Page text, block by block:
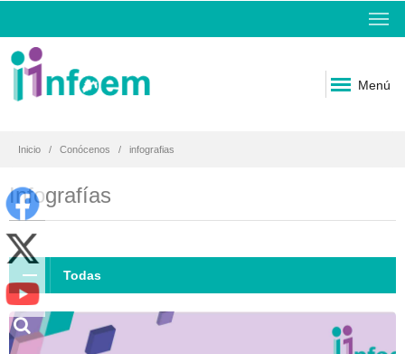
Menú
Inicio Conócenos infografias
Infografías
Todas